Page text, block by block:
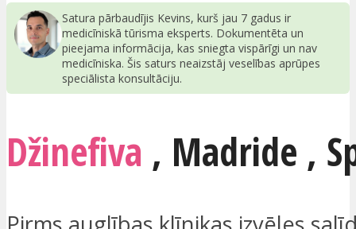
Satura pārbaudījis Kevins, kurš jau 7 gadus ir
medicīniskā tūrisma eksperts. Dokumentēta un
pieejama informācija, kas sniegta vispārīgi un nav
medicīniska. Šis saturs neaizstāj veselības aprūpes
speciālista konsultāciju.
Džinefiva , Madride ,